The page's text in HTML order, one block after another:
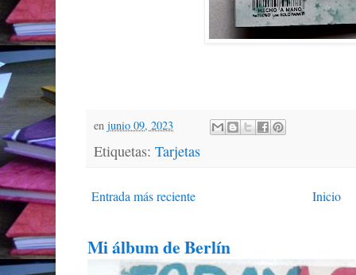
en junio 09, 2023
Etiquetas: Tarjetas
Entrada más reciente Inicio
Mi álbum de Berlín